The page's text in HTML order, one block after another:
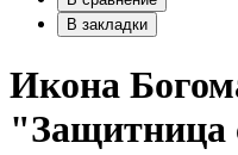
В закладки
Икона
"Защитница